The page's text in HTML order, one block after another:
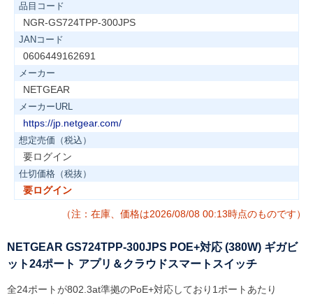
品目コード
NGR-GS724TPP-300JPS
JANコード
0606449162691
メーカー
NETGEAR
メーカーURL
https://jp.netgear.com/
想定売価（税込）
要ログイン
仕切価格（税抜）
要ログイン
（注：在庫、価格は2026/08/08 00:13時点のものです）
NETGEAR GS724TPP-300JPS POE+対応 (380W) ギガビ
ット24ポート アプリ＆クラウドスマートスイッチ
全24ポートが802.3at準拠のPoE+対応しており1ポートあたり